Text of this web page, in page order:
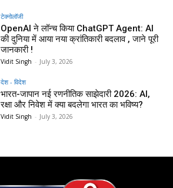
टेक्नोलॉजी
OpenAI ने लॉन्च किया ChatGPT Agent: AI
की दुनिया में आया नया क्रांतिकारी बदलाव , जाने पूरी
जानकारी !
Vidit Singh - July 3, 2026
देश - विदेश
भारत-जापान नई रणनीतिक साझेदारी 2026: AI,
रक्षा और निवेश में क्या बदलेगा भारत का भविष्य?
Vidit Singh - July 3, 2026